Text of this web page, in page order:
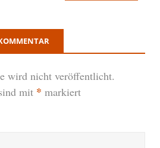
wird nicht veröffentlicht.
mit * markiert